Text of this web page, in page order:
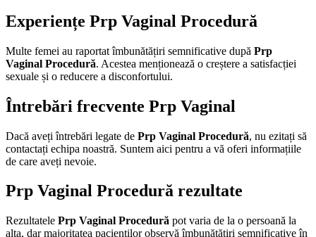
Experiențe Prp Vaginal Procedură
Multe femei au raportat îmbunătățiri semnificative după Prp
Vaginal Procedură. Acestea menționează o creștere a satisfacției
sexuale și o reducere a disconfortului.
Întrebări frecvente Prp Vaginal
Dacă aveți întrebări legate de Prp Vaginal Procedură, nu ezitați să
contactați echipa noastră. Suntem aici pentru a vă oferi informațiile
de care aveți nevoie.
Prp Vaginal Procedură rezultate
Rezultatele Prp Vaginal Procedură pot varia de la o persoană la
alta, dar majoritatea pacienților observă îmbunătățiri semnificative în